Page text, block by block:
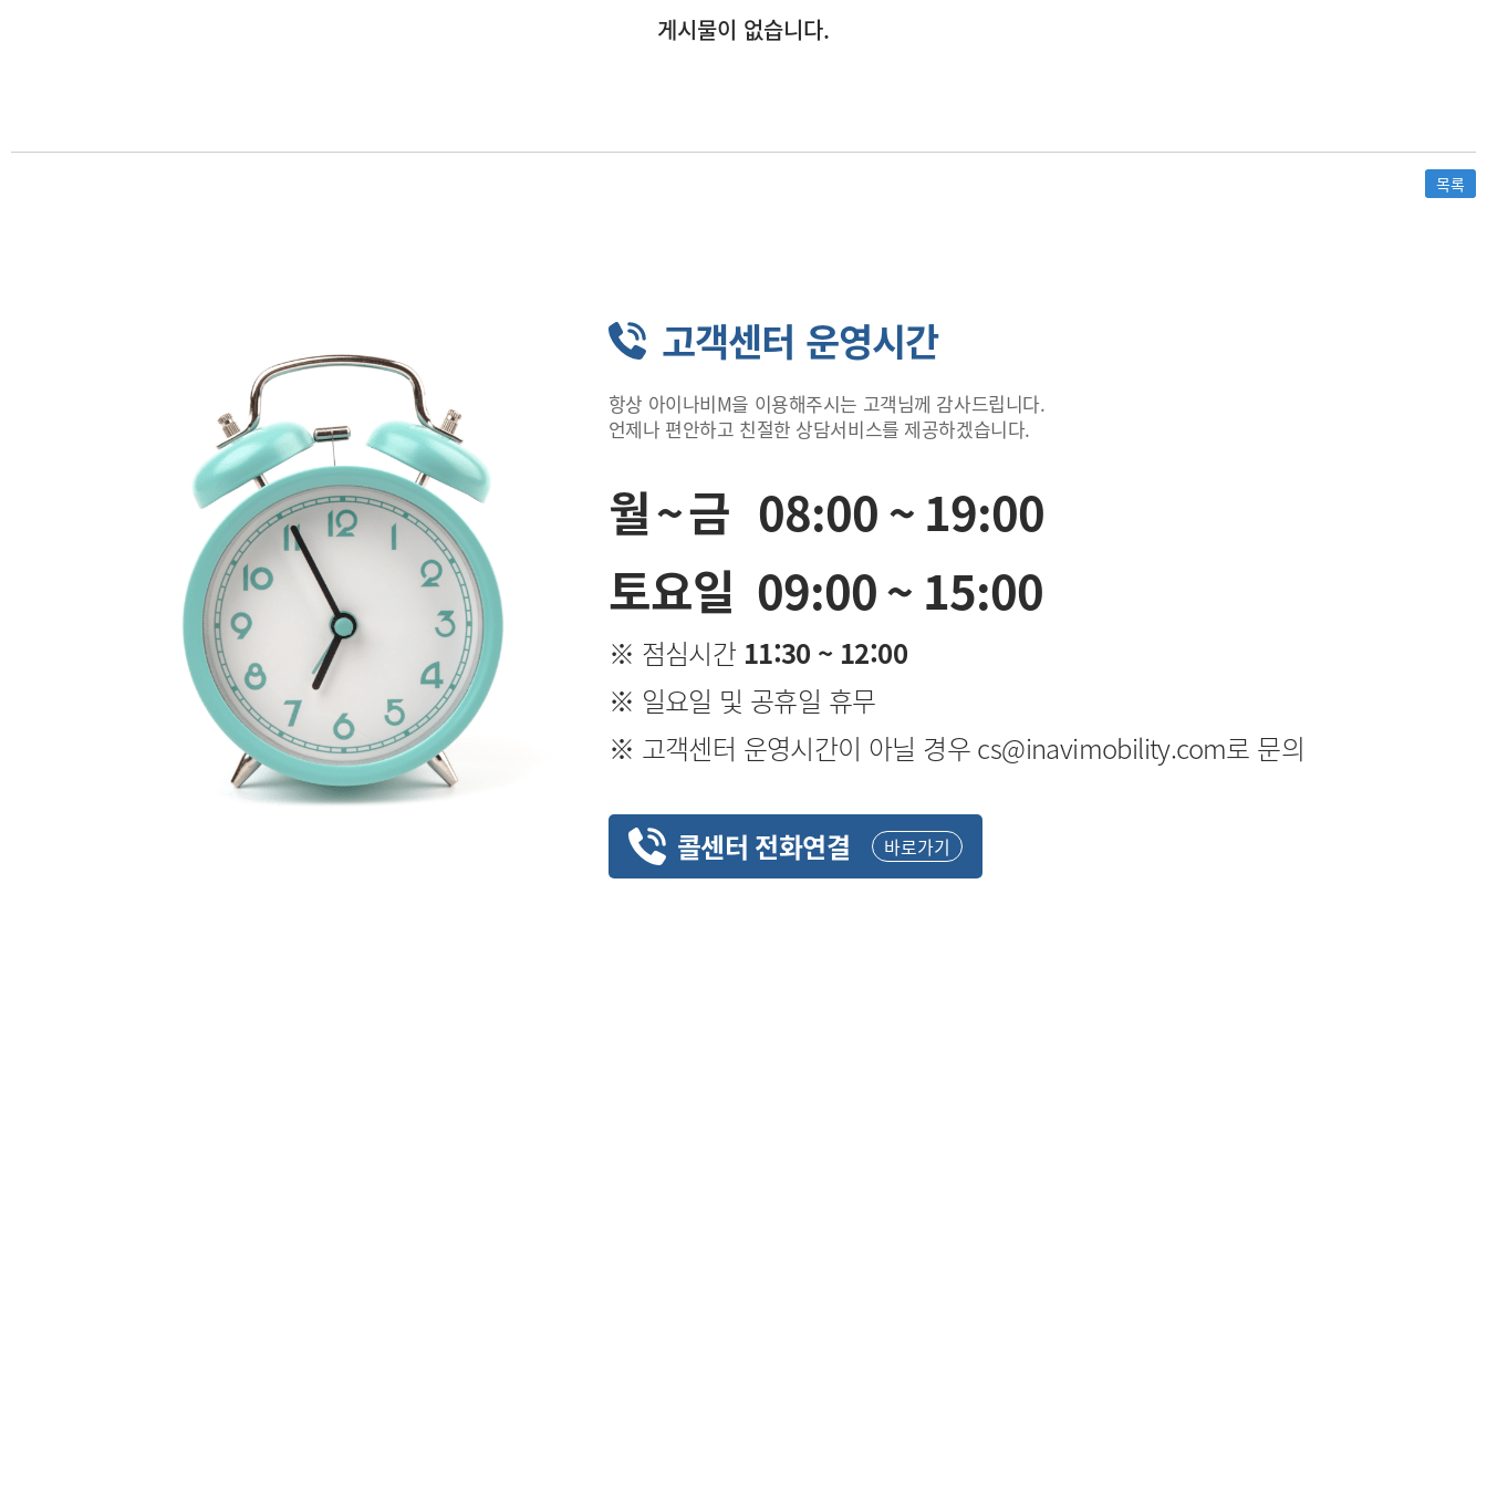
게시물이 없습니다.
목록
고객센터 운영시간
항상 아이나비M을 이용해주시는 고객님께 감사드립니다.
언제나 편안하고 친절한 상담서비스를 제공하겠습니다.
월~금 08:00 ~ 19:00
토요일 09:00 ~ 15:00
※ 점심시간 11:30 ~ 12:00
※ 일요일 및 공휴일 휴무
※ 고객센터 운영시간이 아닐 경우 cs@inavimobility.com로 문의
콜센터 전화연결 바로가기